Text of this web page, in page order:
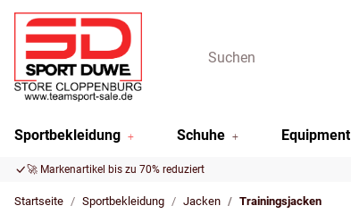
Sportbekleidung Schuhe Equipment
🚀 Markenartikel bis zu 70% reduziert
Startseite Sportbekleidung Jacken Trainingsjacken